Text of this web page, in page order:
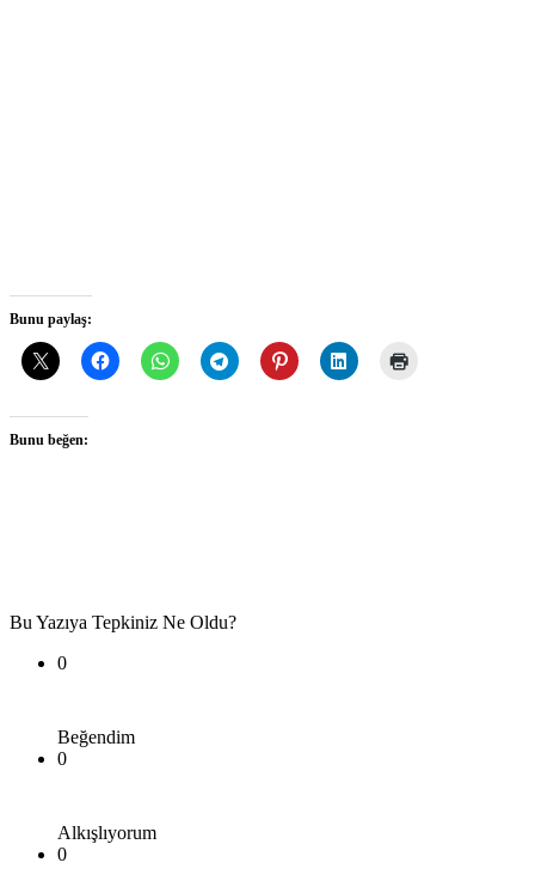
Bunu paylaş:
Bunu beğen:
Bu Yazıya Tepkiniz Ne Oldu?
0
Beğendim
0
Alkışlıyorum
0